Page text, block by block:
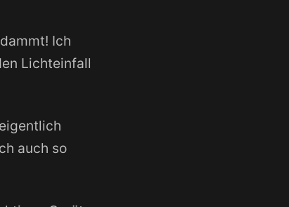
Ich
Lichteinfall
auch so